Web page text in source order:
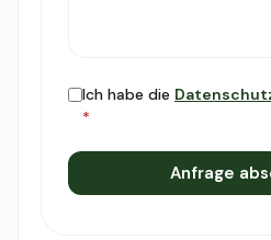
Ich habe die
*
Anfrage